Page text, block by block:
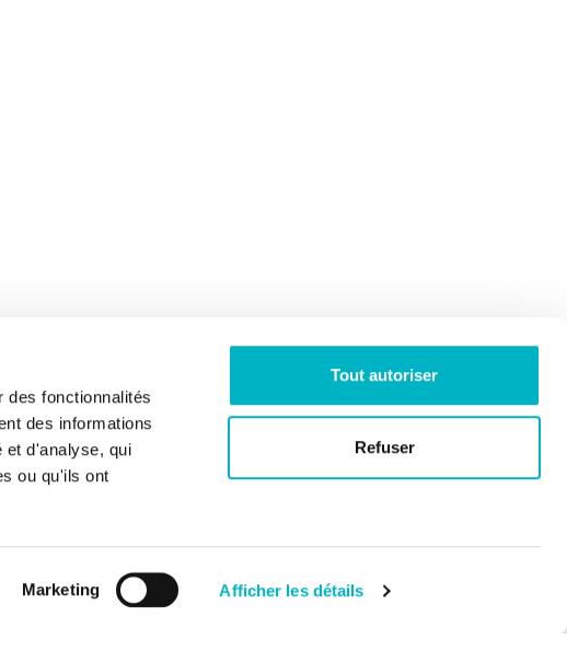
des fonctionnalités
des informations
et d'analyse, qui
ou qu'ils ont
Marketing Afficher les détails
Tout autoriser
Refuser